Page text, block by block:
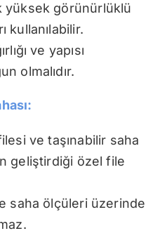
yüksek görünürlüklü
kullanılabilir.
ve yapısı
olmalıdır.
ve taşınabilir saha
geliştirdiği özel file
saha ölçüleri üzerinde